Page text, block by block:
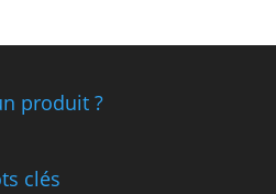
produit ?
clés